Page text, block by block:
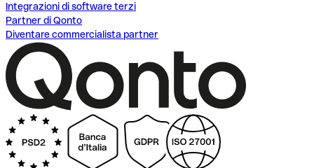
Integrazioni di software terzi
Partner di Qonto
Diventare commercialista partner